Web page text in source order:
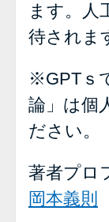
ます。人
待されま
※GPTｓ
論」は個
ださい。
著者プロ
岡本義則